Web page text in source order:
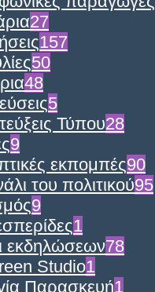
27
157
50
48
5
Τύπου28
9
εκπομπές90
του πολιτικού95
9
1
εκδηλώσεων78
Studio1
Παρασκευή1